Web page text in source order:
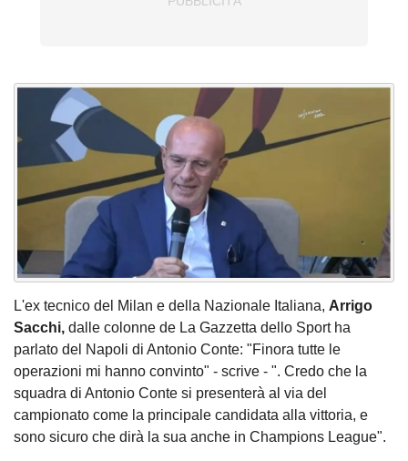
L'ex tecnico del Milan e della Nazionale Italiana, Arrigo
Sacchi, dalle colonne de La Gazzetta dello Sport ha
parlato del Napoli di Antonio Conte: "Finora tutte le
operazioni mi hanno convinto" - scrive - ". Credo che la
squadra di Antonio Conte si presenterà al via del
campionato come la principale candidata alla vittoria, e
sono sicuro che dirà la sua anche in Champions League".